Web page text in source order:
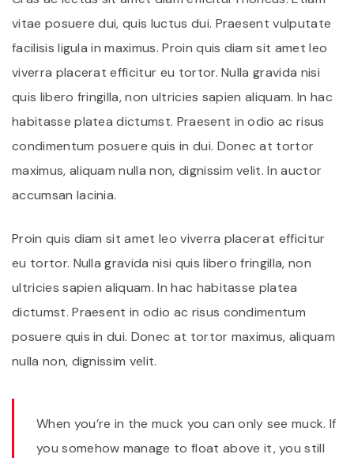
vitae posuere dui, quis luctus dui. Praesent vulputate
facilisis ligula in maximus. Proin quis diam sit amet leo
viverra placerat efficitur eu tortor. Nulla gravida nisi
quis libero fringilla, non ultricies sapien aliquam. In hac
habitasse platea dictumst. Praesent in odio ac risus
condimentum posuere quis in dui. Donec at tortor
maximus, aliquam nulla non, dignissim velit. In auctor
accumsan lacinia.
Proin quis diam sit amet leo viverra placerat efficitur
eu tortor. Nulla gravida nisi quis libero fringilla, non
ultricies sapien aliquam. In hac habitasse platea
dictumst. Praesent in odio ac risus condimentum
posuere quis in dui. Donec at tortor maximus, aliquam
nulla non, dignissim velit.
When you’re in the muck you can only see muck. If
you somehow manage to float above it, you still